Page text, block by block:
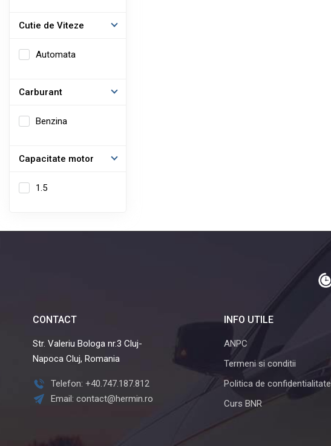
Cutie de Viteze
Automata
Carburant
Benzina
Capacitate motor
1.5
CONTACT
Str. Valeriu Bologa nr.3 Cluj-
Napoca Cluj, Romania
Telefon: +40.747.187.812
Email: contact@hermin.ro
INFO UTILE
ANPC
Termeni si conditii
Politica de confidentialitate
Curs BNR